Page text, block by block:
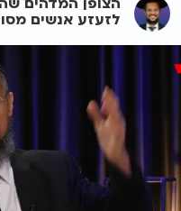
לזעזע אנשים